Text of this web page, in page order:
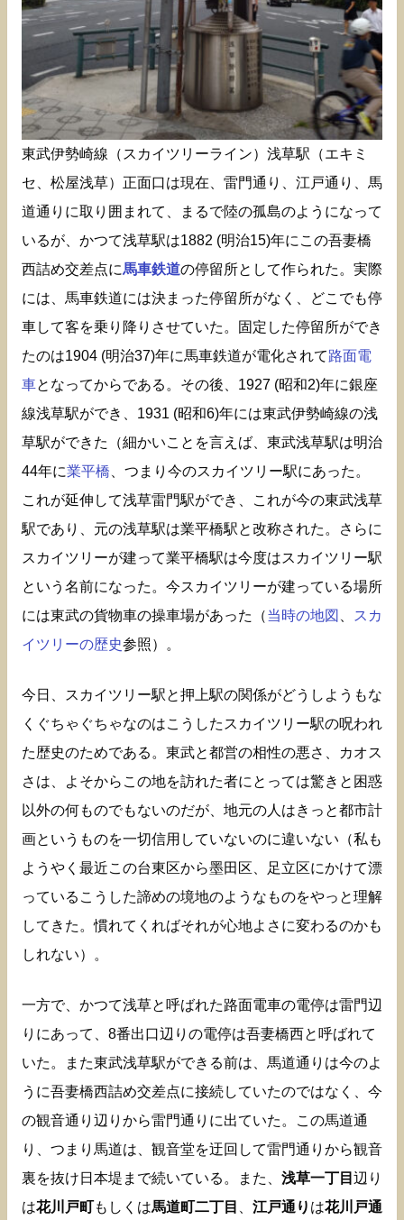
東武伊勢崎線（スカイツリーライン）浅草駅（エキミ
セ、松屋浅草）正面口は現在、雷門通り、江戸通り、馬
道通りに取り囲まれて、まるで陸の孤島のようになって
いるが、かつて浅草駅は1882 (明治15)年にこの吾妻橋
西詰め交差点に馬車鉄道の停留所として作られた。実際
には、馬車鉄道には決まった停留所がなく、どこでも停
車して客を乗り降りさせていた。固定した停留所ができ
たのは1904 (明治37)年に馬車鉄道が電化されて路面電
車となってからである。その後、1927 (昭和2)年に銀座
線浅草駅ができ、1931 (昭和6)年には東武伊勢崎線の浅
草駅ができた（細かいことを言えば、東武浅草駅は明治
44年に業平橋 、つまり今のスカイツリー駅にあった。
これが延伸して浅草雷門駅ができ、これが今の東武浅草
駅であり、元の浅草駅は業平橋駅と改称された。さらに
スカイツリーが建って業平橋駅は今度はスカイツリー駅
という名前になった。今スカイツリーが建っている場所
には東武の貨物車の操車場があった（当時の地図
スカ
イツリーの歴史参照）。
今日、スカイツリー駅と押上駅の関係がどうしようもな
くぐちゃぐちゃなのはこうしたスカイツリー駅の呪われ
た歴史のためである。東武と都営の相性の悪さ、カオス
さは、よそからこの地を訪れた者にとっては驚きと困惑
以外の何ものでもないのだが、地元の人はきっと都市計
画というものを一切信用していないのに違いない（私も
ようやく最近この台東区から墨田区、足立区にかけて漂
っているこうした諦めの境地のようなものをやっと理解
してきた。慣れてくればそれが心地よさに変わるのかも
しれない）。
一方で、かつて浅草と呼ばれた路面電車の電停は雷門辺
りにあって、8番出口辺りの電停は吾妻橋西と呼ばれて
いた。また東武浅草駅ができる前は、馬道通りは今のよ
うに吾妻橋西詰め交差点に接続していたのではなく、今
の観音通り辺りから雷門通りに出ていた。この馬道通
り、つまり馬道は、観音堂を迂回して雷門通りから観音
裏を抜け日本堤まで続いている。また、 浅草一丁目 辺り
は花川戸町もしくは馬道町二丁目 江戸通り は花川戸通